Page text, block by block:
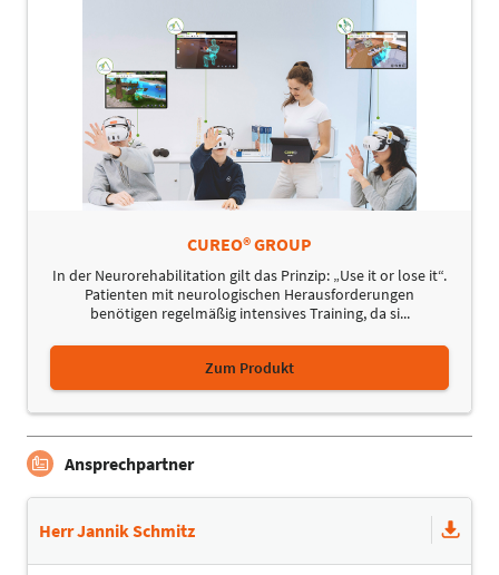
CUREO® GROUP
In der Neurorehabilitation gilt das Prinzip: „Use it or lose it“.
Patienten mit neurologischen Herausforderungen
benötigen regelmäßig intensives Training, da si...
Zum Produkt
Ansprechpartner
Herr Jannik Schmitz